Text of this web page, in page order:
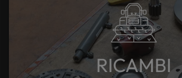
RICAMBI